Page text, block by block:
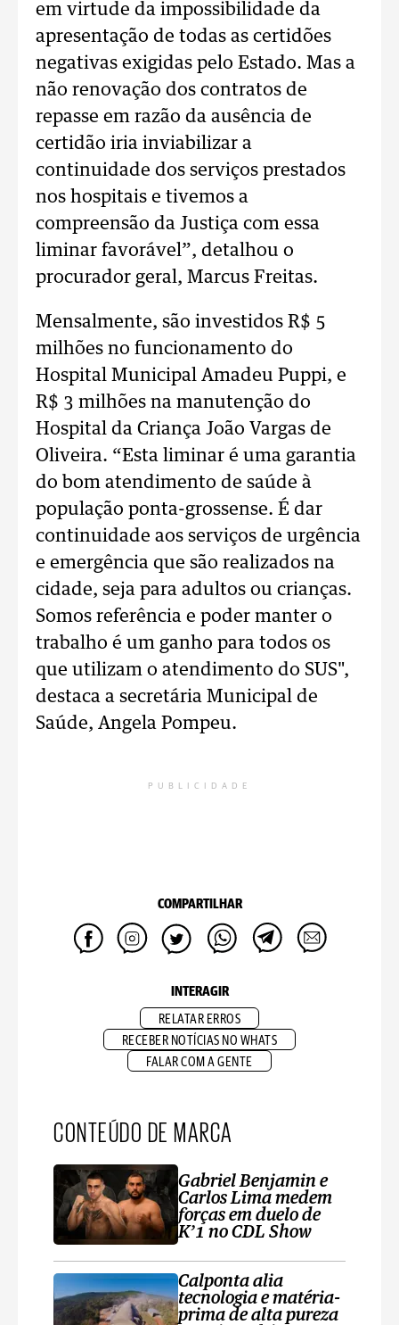
em virtude da impossibilidade da
apresentação de todas as certidões
negativas exigidas pelo Estado. Mas a
não renovação dos contratos de
repasse em razão da ausência de
certidão iria inviabilizar a
continuidade dos serviços prestados
nos hospitais e tivemos a
compreensão da Justiça com essa
liminar favorável”, detalhou o
procurador geral, Marcus Freitas.
Mensalmente, são investidos R$ 5
milhões no funcionamento do
Hospital Municipal Amadeu Puppi, e
R$ 3 milhões na manutenção do
Hospital da Criança João Vargas de
Oliveira. “Esta liminar é uma garantia
do bom atendimento de saúde à
população ponta-grossense. É dar
continuidade aos serviços de urgência
e emergência que são realizados na
cidade, seja para adultos ou crianças.
Somos referência e poder manter o
trabalho é um ganho para todos os
que utilizam o atendimento do SUS",
destaca a secretária Municipal de
Saúde, Angela Pompeu.
PUBLICIDADE
COMPARTILHAR
INTERAGIR
RELATAR ERROS
RECEBER NOTÍCIAS NO WHATS
FALAR COM A GENTE
CONTEÚDO DE MARCA
Gabriel Benjamin e
Carlos Lima medem
forças em duelo de
K’1 no CDL Show
Calponta alia
tecnologia e matéria-
prima de alta pureza